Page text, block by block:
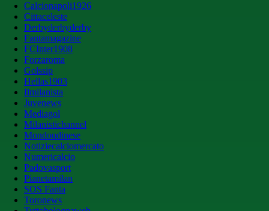
Calcionapoli1926
Cittaceleste
Derbyderbyderby
Fantamagazine
FCInter1908
Forzaroma
Golssip
Hellas1903
Ilmilanista
Juvenews
Mediagol
Milanistichannel
Mondoudinese
Notiziecalciomercato
Numericalcio
Padovasport
Pianetamilan
SOS Fanta
Toronews